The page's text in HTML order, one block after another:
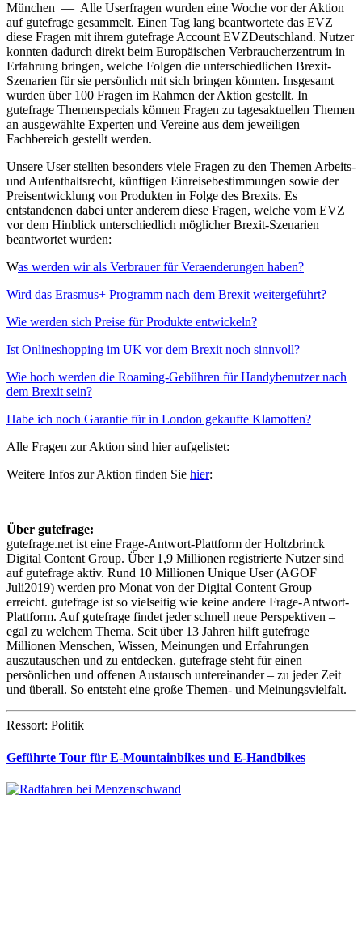
München — Alle Userfragen wurden eine Woche vor der Aktion
auf gutefrage gesammelt. Einen Tag lang beantwortete das EVZ
diese Fragen mit ihrem gutefrage Account EVZDeutschland. Nutzer
konnten dadurch direkt beim Europäischen Verbraucherzentrum in
Erfahrung bringen, welche Folgen die unterschiedlichen Brexit-
Szenarien für sie persönlich mit sich bringen könnten. Insgesamt
wurden über 100 Fragen im Rahmen der Aktion gestellt. In
gutefrage Themenspecials können Fragen zu tagesaktuellen Themen
an ausgewählte Experten und Vereine aus dem jeweiligen
Fachbereich gestellt werden.
Unsere User stellten besonders viele Fragen zu den Themen Arbeits-
und Aufenthaltsrecht, künftigen Einreisebestimmungen sowie der
Preisentwicklung von Produkten in Folge des Brexits. Es
entstandenen dabei unter anderem diese Fragen, welche vom EVZ
vor dem Hinblick unterschiedlich möglicher Brexit-Szenarien
beantwortet wurden:
Was werden wir als Verbrauer für Veraenderungen haben?
Wird das Erasmus+ Programm nach dem Brexit weitergeführt?
Wie werden sich Preise für Produkte entwickeln?
Ist Onlineshopping im UK vor dem Brexit noch sinnvoll?
Wie hoch werden die Roaming-Gebühren für Handybenutzer nach
dem Brexit sein?
Habe ich noch Garantie für in London gekaufte Klamotten?
Alle Fragen zur Aktion sind hier aufgelistet:
Weitere Infos zur Aktion finden Sie hier:
Über gutefrage:
gutefrage.net ist eine Frage-Antwort-Plattform der Holtzbrinck
Digital Content Group. Über 1,9 Millionen registrierte Nutzer sind
auf gutefrage aktiv. Rund 10 Millionen Unique User (AGOF
Juli2019) werden pro Monat von der Digital Content Group
erreicht. gutefrage ist so vielseitig wie keine andere Frage-Antwort-
Plattform. Auf gutefrage findet jeder schnell neue Perspektiven –
egal zu welchem Thema. Seit über 13 Jahren hilft gutefrage
Millionen Menschen, Wissen, Meinungen und Erfahrungen
auszutauschen und zu entdecken. gutefrage steht für einen
persönlichen und offenen Austausch untereinander – zu jeder Zeit
und überall. So entsteht eine große Themen- und Meinungsvielfalt.
Ressort: Politik
Geführte Tour für E-Mountainbikes und E-Handbikes